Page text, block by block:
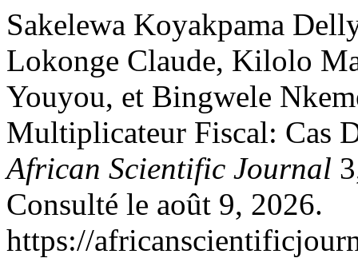
Sakelewa Koyakpama
Lokonge Claude, Kilolo
Youyou, et Bingwele
Multiplicateur Fiscal: Cas
African Scientific Journal
Consulté le août 9, 2026.
https://